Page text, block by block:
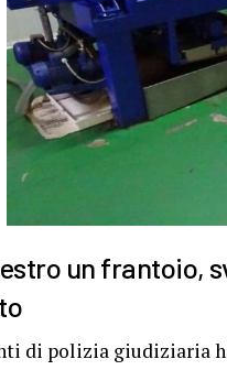
un frantoio,
di polizia giudiziaria